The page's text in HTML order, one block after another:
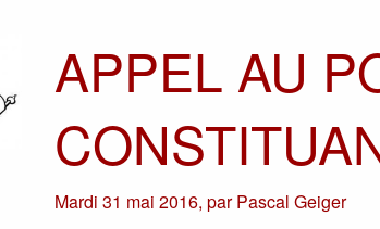
APPEL AU
Mardi 31 mai 2016,parPascal Geiger